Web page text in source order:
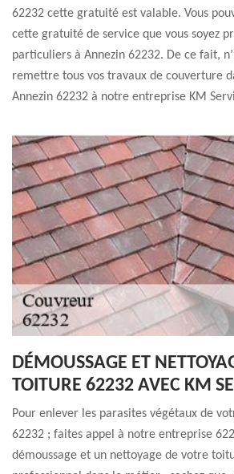
62232 cette gratuité est valable. Vous
cette gratuité de service que vous soyez
particuliers à Annezin 62232. De ce fait,
remettre tous vos travaux de couverture
Annezin 62232 à notre entreprise KM
DÉMOUSSAGE ET
TOITURE 62232 AVEC KM
Pour enlever les parasites végétaux de
62232 ; faites appel à notre entreprise
démoussage et un nettoyage de votre